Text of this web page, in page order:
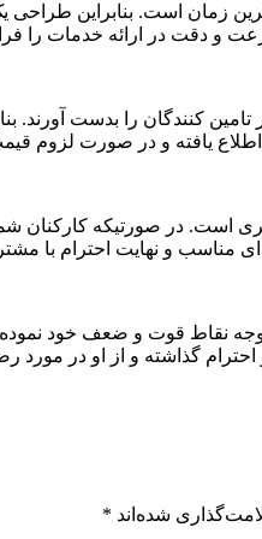
زمان است. بنابراین
و دقت در ارائه خدمات را
کنندگان را بدست آورند.
یافته و در صورت لزوم
در صورتیکه کارکنان
مناسب و نهایت احترام با
نقاط قوت و ضعف خود
گذاشته و از او در
شده‌اند *